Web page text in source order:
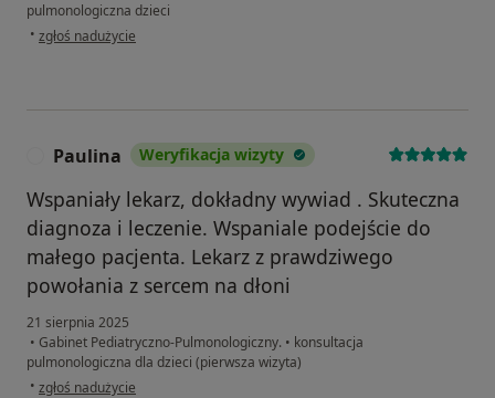
pulmonologiczna dzieci
• w opinii użytkownika Marta
zgłoś nadużycie
Paulina Weryfikacja wizyty
Wspaniały lekarz, dokładny wywiad . Skuteczna
diagnoza i leczenie. Wspaniale podejście do
małego pacjenta. Lekarz z prawdziwego
powołania z sercem na dłoni
21 sierpnia 2025
• Gabinet Pediatryczno-Pulmonologiczny. • konsultacja
pulmonologiczna dla dzieci (pierwsza wizyta)
• w opinii użytkownika Paulina
zgłoś nadużycie